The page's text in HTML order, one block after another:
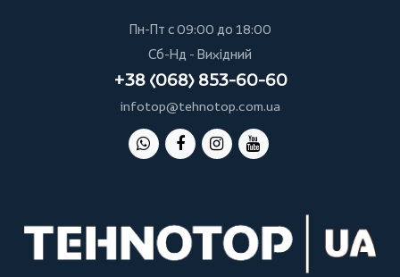
Пн-Пт с 09:00 до 18:00
Сб-Нд - Вихідний
+38 (068) 853-60-60
infotop@tehnotop.com.ua